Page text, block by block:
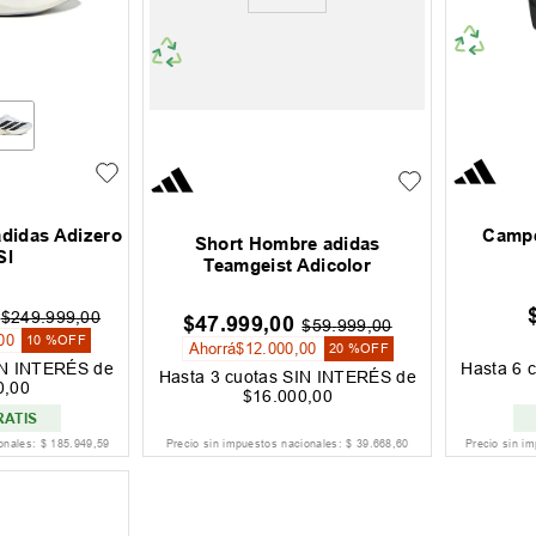
Adizero
$249.999,00
10 %OFF
INTERÉS de
,00
$ 185.949,59
Short Hombre adidas
Teamgeist Adicolor
$47.999,00 $59.999,00
Ahorrá$12.000,00 20 %OFF
Hasta 3cuotas SIN INTERÉS de
$16.000,00
Precio sin impuestos nacionales:$ 39.668,60
Hasta6
Precio sin